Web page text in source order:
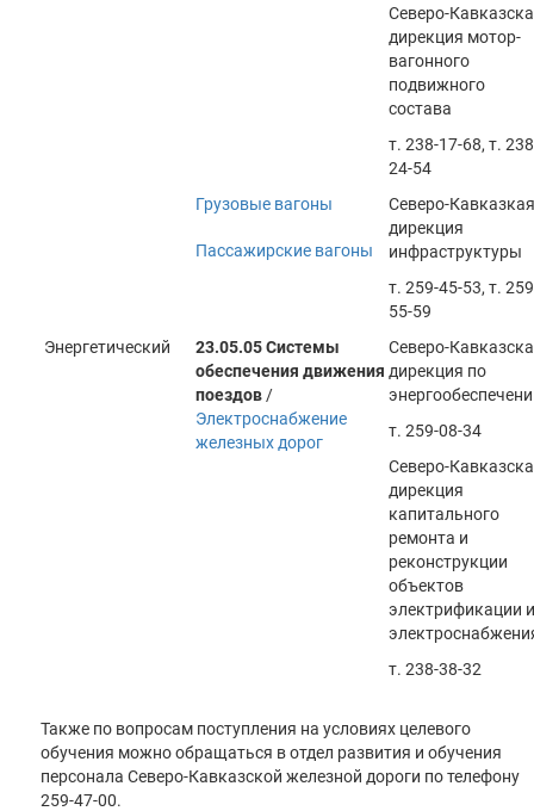
Северо-
дирекция мотор-
вагонного
подвижного
состава
т. 238-17-68, т.
24-54
Грузовые вагоны
Северо-Кавказкая
дирекция
инфраструктуры
т. 259-45-53, т.
55-59
Пассажирские вагоны
Энергетический
23.05.05 Системы
обеспечения движения
поездов /
Электроснабжение
железных дорог
Северо-
дирекция по
т. 259-08-34
Северо-
дирекция
капитального
ремонта и
реконструкции
объектов
электрификации и
т. 238-38-32
Также по вопросам поступления на условиях целевого
обучения можно обращаться в отдел развития и обучения
персонала Северо-Кавказской железной дороги по телефону
259-47-00.